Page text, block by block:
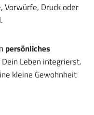
Vorwürfe, Druck oder
persönliches
Leben integrierst.
kleine Gewohnheit